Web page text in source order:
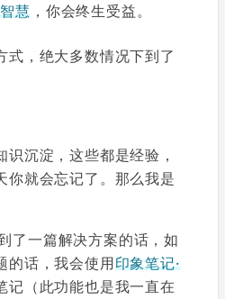
慧 ，你会终生受益。
式，绝大多数情况下到了
沉淀，这些都是经验，
你就会忘记了。那么我是
了一篇解决方案的话，如
的话，我会使用印象笔记·
记（此功能也是我一直在